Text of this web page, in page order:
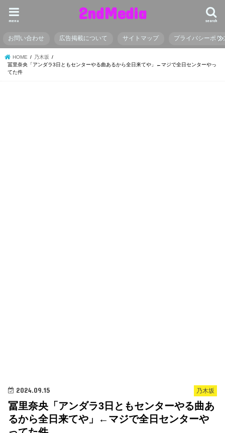
2ndMedia search
menu
お問い合わせ 広告掲載について サイトマップ プライバシーポリ
HOME
乃木坂
冨里奈央「アンダラ3日ともセンターやる曲あるから全日来てや」←マジで全日センターやっ
てた件
乃木坂
2024.09.15
冨里奈央「アンダラ3日ともセンターやる曲あ
るから全日来てや」←マジで全日センターや